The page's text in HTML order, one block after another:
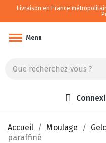
Livraison en France
Menu
Accueil Moulage
paraffiné